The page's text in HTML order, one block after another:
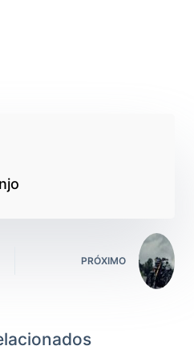
PRÓXIMO